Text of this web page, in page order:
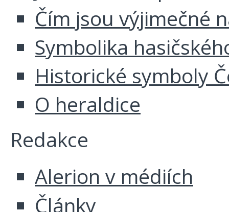
Čím jsou výjimečné
Symbolika
Historické symboly
O heraldice
Redakce
Alerion v médiích
Články